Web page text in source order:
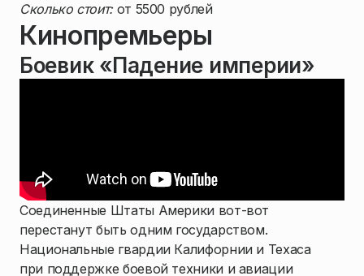
Сколько стоит:от 5500 рублей
Кинопремьеры
Боевик «Падение империи»
Соединенные Штаты Америки вот-вот
перестанут быть одним государством.
Национальные гвардии Калифорнии и Техаса
при поддержке боевой техники и авиации